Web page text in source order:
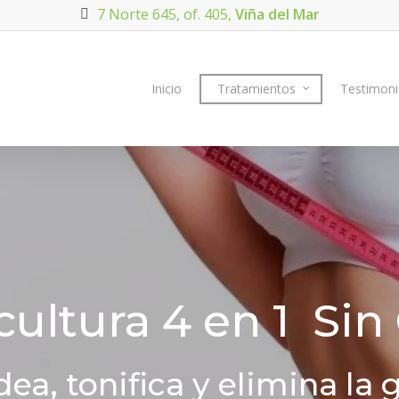
7 Norte 645, of. 405, Viña del Mar
Inicio Tratamientos
4 en 1
tonifica y elimina la